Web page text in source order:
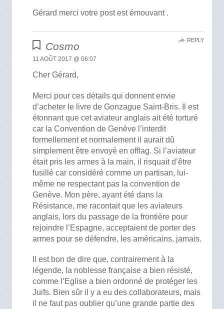
Gérard merci votre post est émouvant .
Cosmo
11 AOÛT 2017 @ 06:07
Cher Gérard,
Merci pour ces détails qui donnent envie
d’acheter le livre de Gonzague Saint-Bris. Il est
étonnant que cet aviateur anglais ait été torturé
car la Convention de Genève l’interdit
formellement et normalement il aurait dû
simplement être envoyé en offlag. Si l’aviateur
était pris les armes à la main, il risquait d’être
fusillé car considéré comme un partisan, lui-
même ne respectant pas la convention de
Genève. Mon père, ayant été dans la
Résistance, me racontait que les aviateurs
anglais, lors du passage de la frontière pour
rejoindre l’Espagne, acceptaient de porter des
armes pour se défendre, les américains, jamais.
Il est bon de dire que, contrairement à la
légende, la noblesse française a bien résisté,
comme l’Eglise a bien ordonné de protéger les
Juifs. Bien sûr il y a eu des collaborateurs, mais
il ne faut pas oublier qu’une grande partie des
REPLY